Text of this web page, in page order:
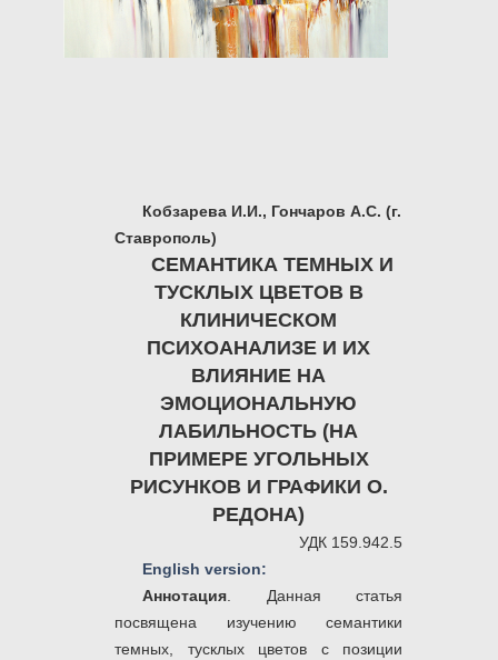
Кобзарева И.И., Гончаров А.С. (г.
Ставрополь)
СЕМАНТИКА ТЕМНЫХ И
ТУСКЛЫХ ЦВЕТОВ В
КЛИНИЧЕСКОМ
ПСИХОАНАЛИЗЕ И ИХ
ВЛИЯНИЕ НА
ЭМОЦИОНАЛЬНУЮ
ЛАБИЛЬНОСТЬ (НА
ПРИМЕРЕ УГОЛЬНЫХ
РИСУНКОВ И ГРАФИКИ О.
РЕДОНА)
УДК 159.942.5
English version:
Аннотация . Данная статья
посвящена изучению семантики
темных, тусклых цветов с позиции